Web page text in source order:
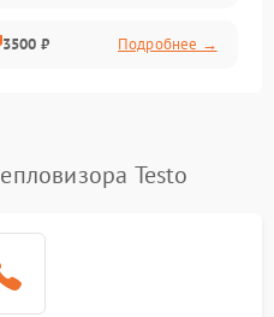
3500 ₽ Подробнее →
Testo